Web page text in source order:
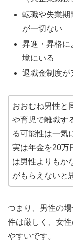
転職や失業期
が一切ない
昇進・昇格に
境にいる
退職金制度が
おおむね男性と
や育児で離職す
る可能性は一気
実は年金を20万
は男性よりもか
がもらえないと
つまり、男性の
件は厳しく、女
やすいです。